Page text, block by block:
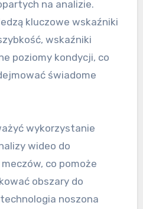
na analizie.
kluczowe wskaźniki
wskaźniki
poziomy kondycji, co
świadome
wykorzystanie
wideo do
co pomoże
obszary do
noszona